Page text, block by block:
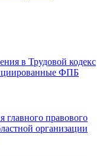
в Трудовой кодекс
ФПБ
главного правового
организации